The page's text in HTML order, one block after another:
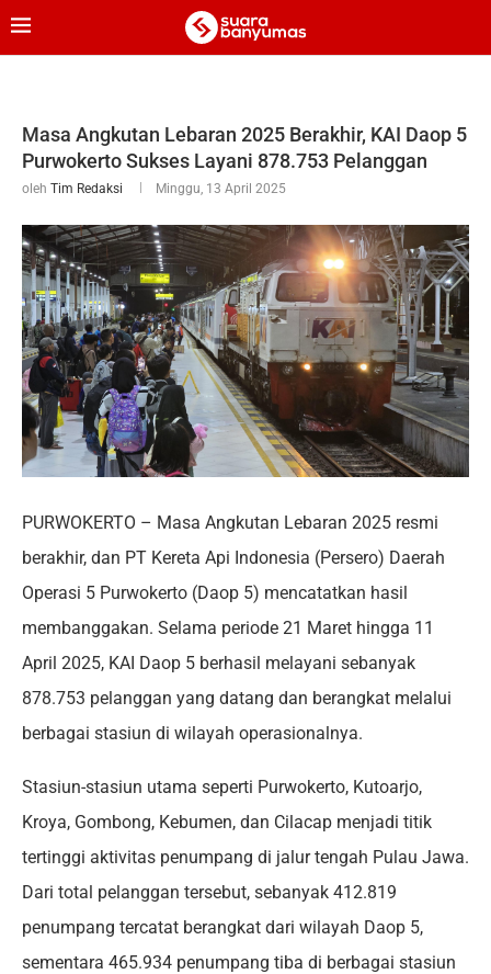
Masa Angkutan Lebaran 2025 Berakhir, KAI Daop 5
Purwokerto Sukses Layani 878.753 Pelanggan
oleh Tim Redaksi Minggu, 13 April 2025
PURWOKERTO – Masa Angkutan Lebaran 2025 resmi
berakhir, dan PT Kereta Api Indonesia (Persero) Daerah
Operasi 5 Purwokerto (Daop 5) mencatatkan hasil
membanggakan. Selama periode 21 Maret hingga 11
April 2025, KAI Daop 5 berhasil melayani sebanyak
878.753 pelanggan yang datang dan berangkat melalui
berbagai stasiun di wilayah operasionalnya.
Stasiun-stasiun utama seperti Purwokerto, Kutoarjo,
Kroya, Gombong, Kebumen, dan Cilacap menjadi titik
tertinggi aktivitas penumpang di jalur tengah Pulau Jawa.
Dari total pelanggan tersebut, sebanyak 412.819
penumpang tercatat berangkat dari wilayah Daop 5,
sementara 465.934 penumpang tiba di berbagai stasiun